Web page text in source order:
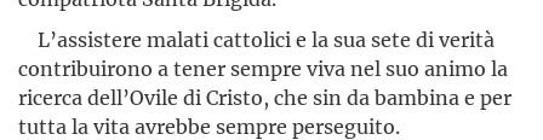
L’assistere malati cattolici e la sua sete di verità
contribuirono a tener sempre viva nel suo animo la
ricerca dell’Ovile di Cristo, che sin da bambina e per
tutta la vita avrebbe sempre perseguito.